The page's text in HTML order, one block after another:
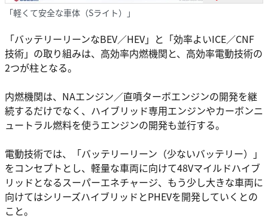
「軽くて安全な車体（Sライト）」
「バッテリーリーンなBEV／HEV」と「効率よいICE／CNF
技術」の取り組みは、高効率内燃機関と、高効率電動技術の
2つが柱となる。
内燃機関は、NAエンジン／直噴ターボエンジンの開発を継
続するだけでなく、ハイブリッド専用エンジンやカーボンニ
ュートラル燃料を使うエンジンの開発も並行する。
電動技術では、「バッテリーリーン（少ないバッテリー）」
をコンセプトとし、軽量な車両に向けて48Vマイルドハイブ
リッドとなるスーパーエネチャージ、もう少し大きな車両に
向けてはシリーズハイブリッドとPHEVを開発していくとの
こと。